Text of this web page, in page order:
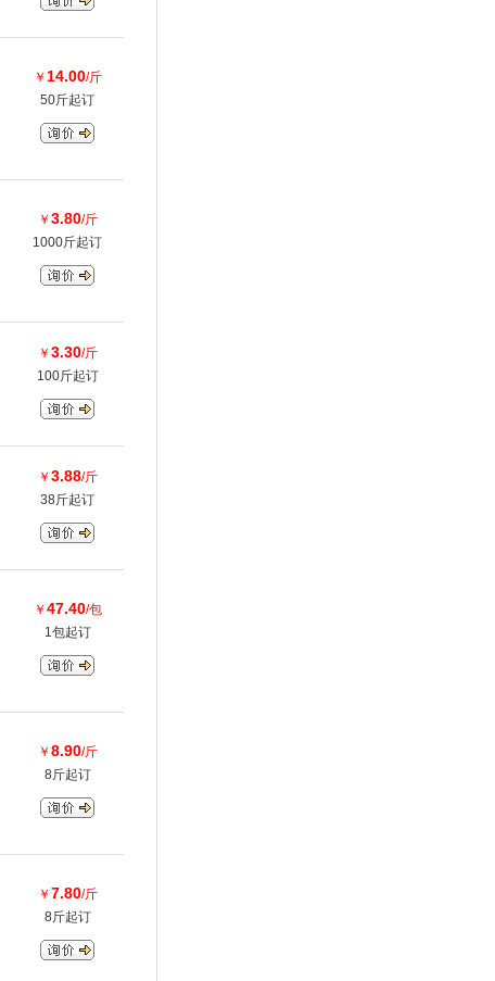
￥ 14.00/斤
50斤起订
￥ 3.80/斤
1000斤起订
￥ 3.30/斤
100斤起订
￥ 3.88/斤
38斤起订
￥ 47.40/包
1包起订
￥ 8.90/斤
8斤起订
￥ 7.80/斤
8斤起订